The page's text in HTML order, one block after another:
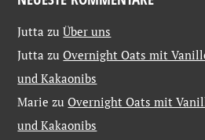
Jutta zuÜber uns
Jutta zuOvernight Oats mit
und Kakaonibs
Marie zuOvernight Oats mit
und Kakaonibs